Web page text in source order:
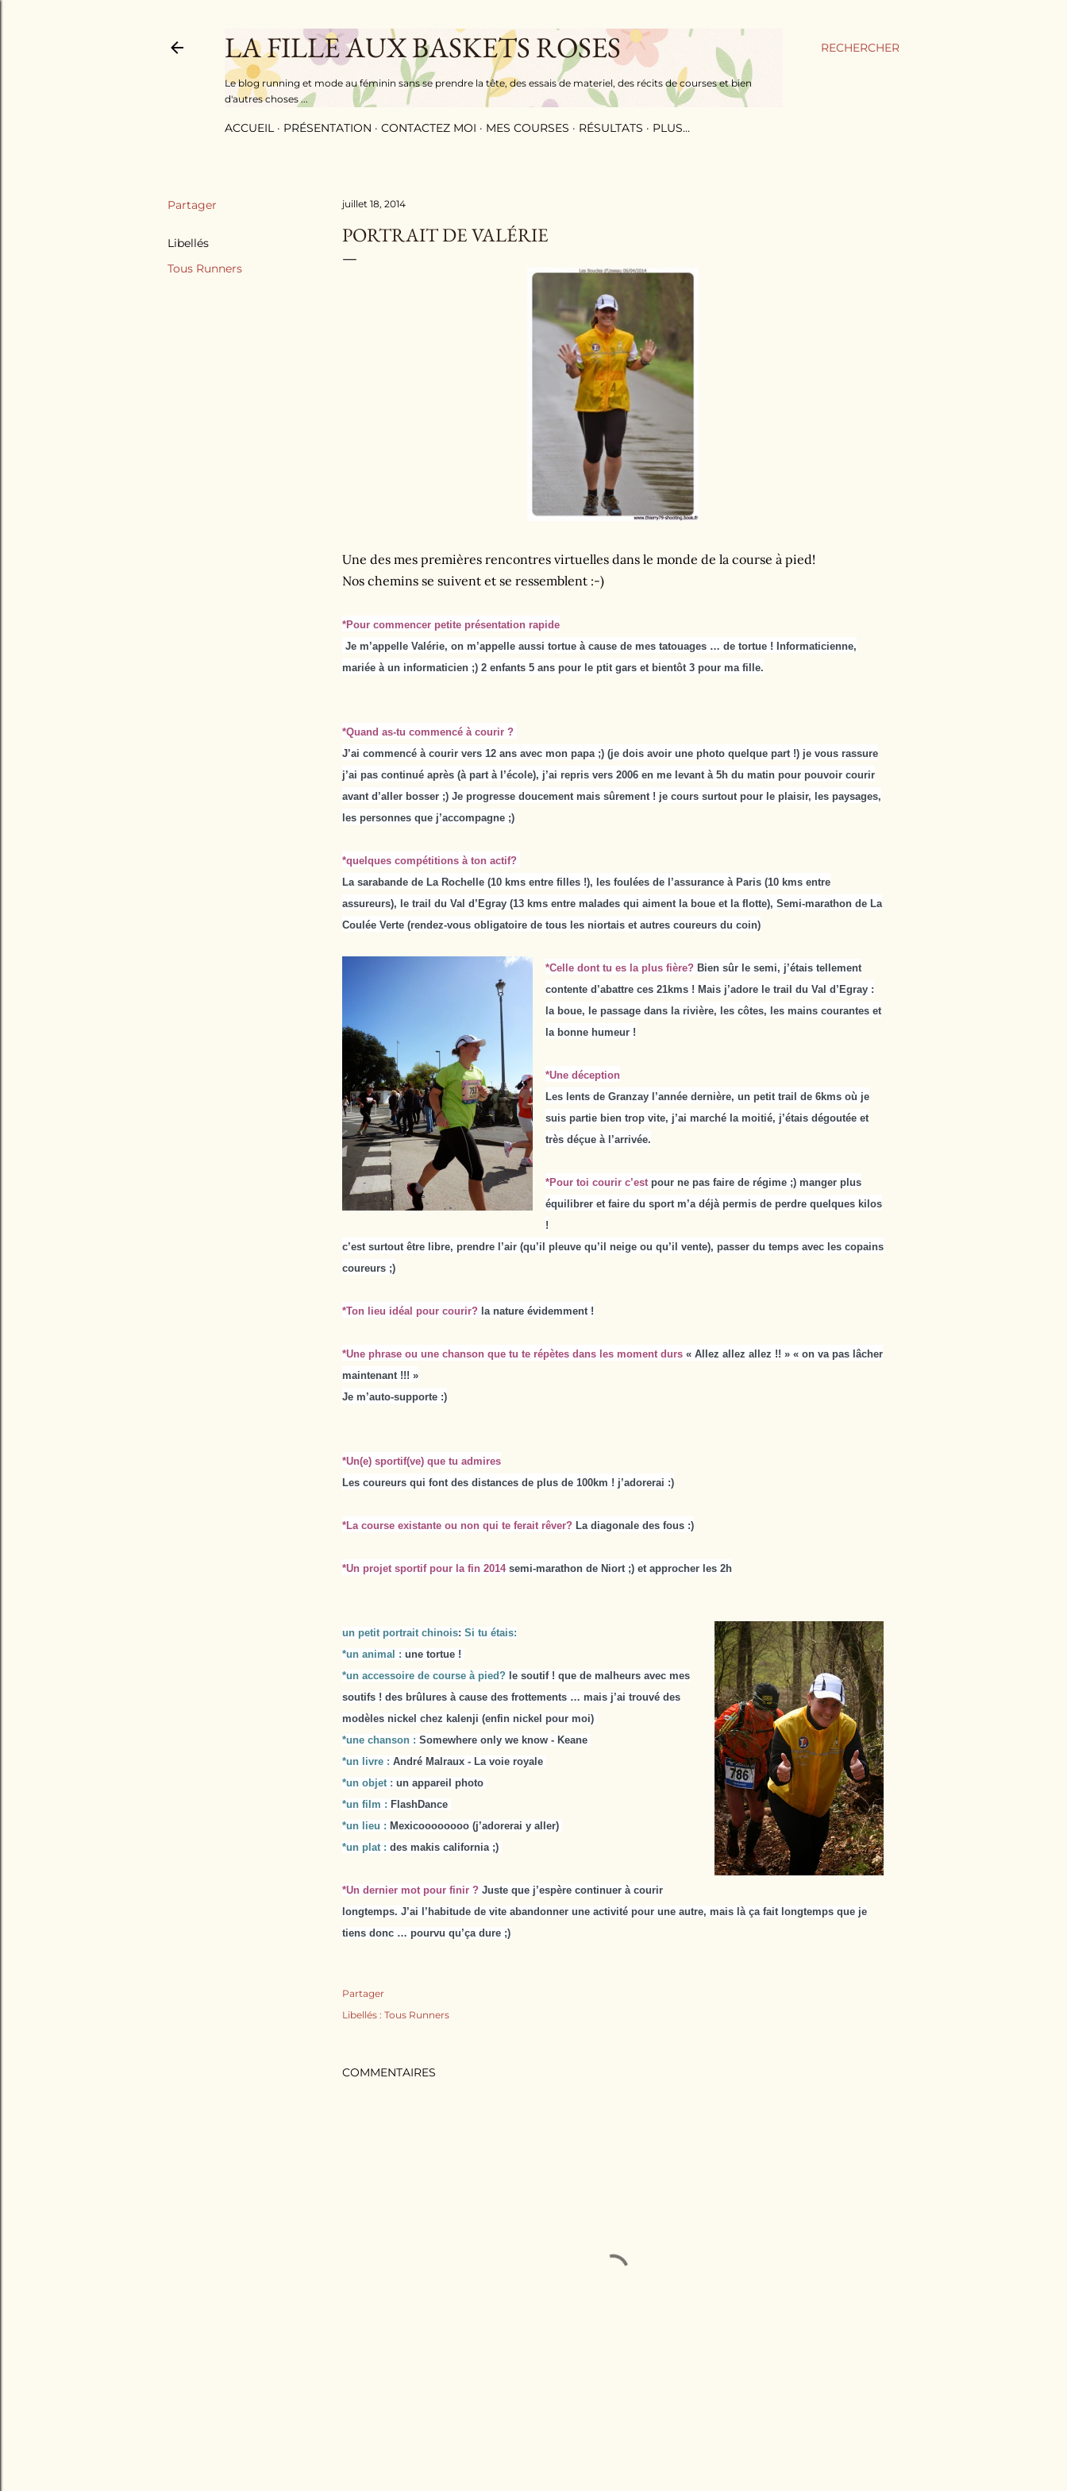
RECHERCHER
LA FILLE AUX BASKETS ROSES
Le blog running et mode au féminin sans se prendre la tête, des essais de materiel, des récits de courses et bien
d'autres choses ...
ACCUEIL PRÉSENTATION CONTACTEZ MOI MES COURSES RÉSULTATS PLUS…
Partager
Libellés
Tous Runners
juillet 18, 2014
PORTRAIT DE VALÉRIE
Une des mes premières rencontres virtuelles dans le monde de la course à pied!
Nos chemins se suivent et se ressemblent :-)
*Pour commencer petite présentation rapide
Je m’appelle Valérie, on m’appelle aussi tortue à cause de mes tatouages … de tortue ! Informaticienne,
mariée à un informaticien ;) 2 enfants 5 ans pour le ptit gars et bientôt 3 pour ma fille.
*Quand as-tu commencé à courir ?
J’ai commencé à courir vers 12 ans avec mon papa ;) (je dois avoir une photo quelque part !) je vous rassure
j’ai pas continué après (à part à l’école), j’ai repris vers 2006 en me levant à 5h du matin pour pouvoir courir
avant d’aller bosser ;) Je progresse doucement mais sûrement ! je cours surtout pour le plaisir, les paysages,
les personnes que j’accompagne ;)
*quelques compétitions à ton actif?
La sarabande de La Rochelle (10 kms entre filles !), les foulées de l’assurance à Paris (10 kms entre
assureurs), le trail du Val d’Egray (13 kms entre malades qui aiment la boue et la flotte), Semi-marathon de La
Coulée Verte (rendez-vous obligatoire de tous les niortais et autres coureurs du coin)
*Celle dont tu es la plus fière? Bien sûr le semi, j’étais tellement
contente d’abattre ces 21kms ! Mais j’adore le trail du Val d’Egray :
la boue, le passage dans la rivière, les côtes, les mains courantes et
la bonne humeur !
*Une déception
Les lents de Granzay l’année dernière, un petit trail de 6kms où je
suis partie bien trop vite, j’ai marché la moitié, j’étais dégoutée et
très déçue à l’arrivée.
*Pour toi courir c’estpour ne pas faire de régime ;) manger plus
équilibrer et faire du sport m’a déjà permis de perdre quelques kilos
!
c’est surtout être libre, prendre l’air (qu’il pleuve qu’il neige ou qu’il vente), passer du temps avec les copains
coureurs ;)
*Ton lieu idéal pour courir? la nature évidemment !
*Une phrase ou une chanson que tu te répètes dans les moment durs « Allez allez allez !! » « on va pas lâcher
maintenant !!! »
Je m’auto-supporte :)
*Un(e) sportif(ve) que tu admires
Les coureurs qui font des distances de plus de 100km ! j’adorerai :)
*La course existante ou non qui te ferait rêver? La diagonale des fous :)
*Un projet sportif pour la fin 2014semi-marathon de Niort ;) et approcher les 2h
un petit portrait chinois: Si tu étais:
*un animal : une tortue !
*un accessoire de course à pied? le soutif ! que de malheurs avec mes
soutifs ! des brûlures à cause des frottements … mais j’ai trouvé des
modèles nickel chez kalenji (enfin nickel pour moi)
*une chanson : Somewhere only we know - Keane
*un livre : André Malraux - La voie royale
*un objet : un appareil photo
*un film : FlashDance
*un lieu : Mexicoooooooo (j’adorerai y aller)
*un plat : des makis california ;)
*Un dernier mot pour finir ? Juste que j’espère continuer à courir
longtemps. J’ai l’habitude de vite abandonner une activité pour une autre, mais là ça fait longtemps que je
tiens donc … pourvu qu’ça dure ;)
Partager
Libellés : Tous Runners
COMMENTAIRES